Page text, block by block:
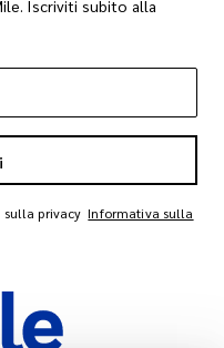
Iscriviti subito alla
privacy Informativa sulla